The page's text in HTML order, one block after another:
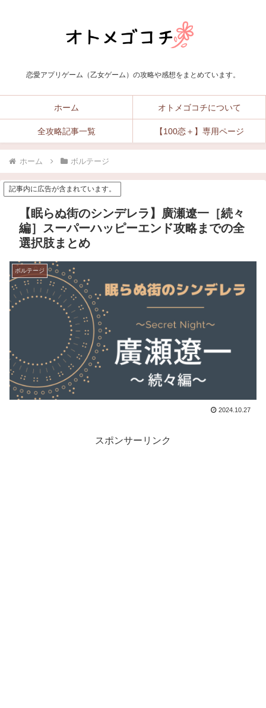
恋愛アプリゲーム（乙女ゲーム）の攻略や感想をまとめています。
ホーム オトメゴコチについて
全攻略記事一覧 【100恋＋】専用ページ
ホーム ボルテージ
記事内に広告が含まれています。
【眠らぬ街のシンデレラ】廣瀬遼一［続々
編］スーパーハッピーエンド攻略までの全
選択肢まとめ
ボルテージ
2024.10.27
スポンサーリンク